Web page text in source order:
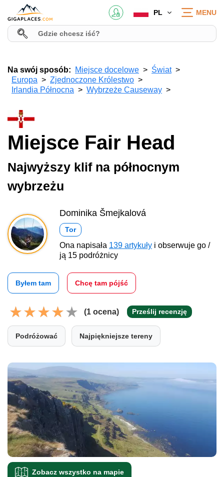
PL MENU
Na swój sposób: Miejsce docelowe
Świat
Europa
Zjednoczone Królestwo
Irlandia Północna
Wybrzeże Causeway
Miejsce Fair Head
Najwyższy klif na północnym
wybrzeżu
Dominika Šmejkalová
Tor
Ona napisała 139 artykuły i obserwuje go /
ją 15 podróżnicy
Byłem tam Chcę tam pójść
(1 ocena) Prześlij recenzję
Podróżować Najpiękniejsze tereny
Zobacz wszystko na mapie